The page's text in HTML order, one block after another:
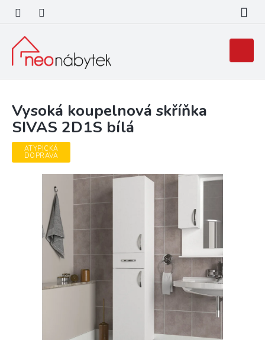
obsah
košík
Vysoká koupelnová skříňka
SIVAS 2D1S bílá
ATYPICKÁ
DOPRAVA